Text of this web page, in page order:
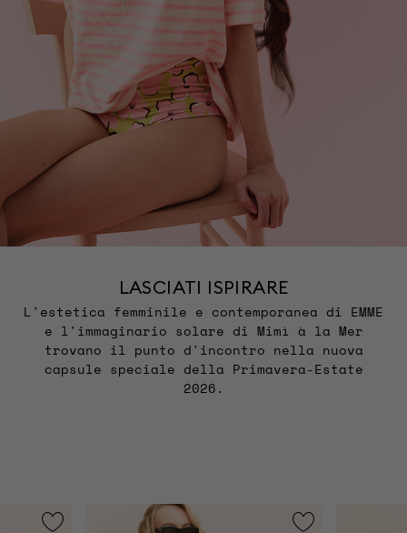
LASCIATI ISPIRARE
L'estetica femminile e contemporanea di EMME
e l'immaginario solare di Mimì à la Mer
trovano il punto d'incontro nella nuova
capsule speciale della Primavera-Estate
2026.